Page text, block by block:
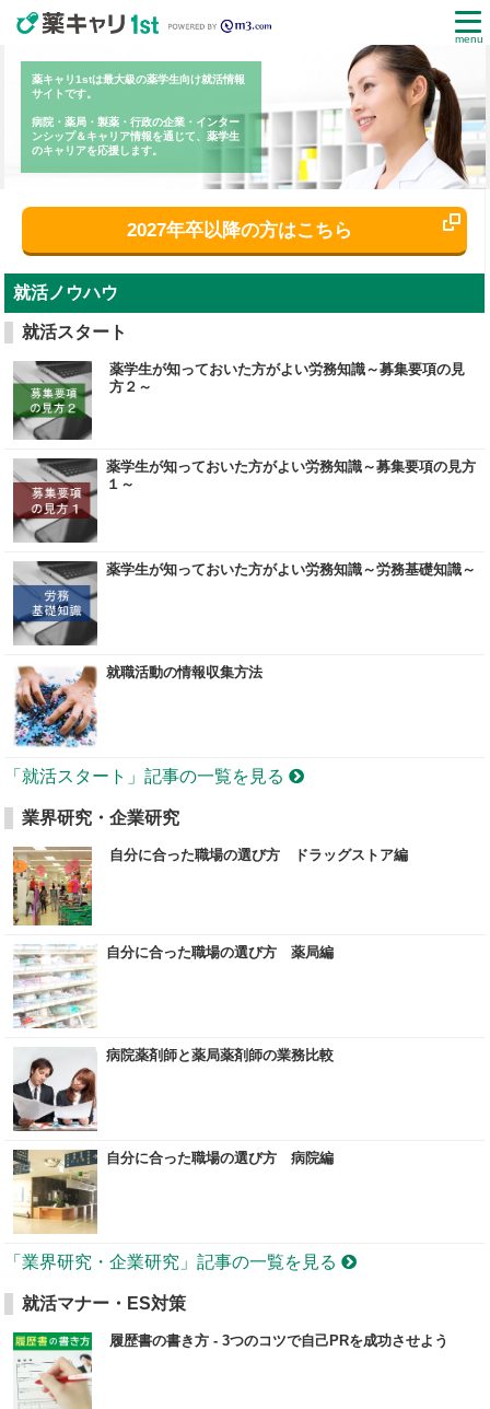
menu
薬キャリ1stは最大級の薬学生向け就活情報
サイトです。
病院・薬局・製薬・行政の企業・インター
ンシップ＆キャリア情報を通じて、薬学生
のキャリアを応援します。
2027年卒以降の方はこちら
就活ノウハウ
就活スタート
薬学生が知っておいた方がよい労務知識～募集要項の見
方２～
薬学生が知っておいた方がよい労務知識～募集要項の見方
１～
薬学生が知っておいた方がよい労務知識～労務基礎知識～
就職活動の情報収集方法
「就活スタート」記事の一覧を見る
業界研究・企業研究
自分に合った職場の選び方 ドラッグストア編
自分に合った職場の選び方 薬局編
病院薬剤師と薬局薬剤師の業務比較
自分に合った職場の選び方 病院編
「業界研究・企業研究」記事の一覧を見る
就活マナー・ES対策
履歴書の書き方 - 3つのコツで自己PRを成功させよう